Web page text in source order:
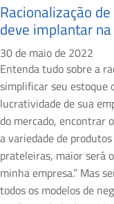
Racionalização
deve implantar
30 de maio de 2022
Entenda tudo sobre a
simplificar seu estoque
lucratividade de sua
do mercado, encontrar
a variedade de
prateleiras, maior será
minha empresa.” Mas
todos os modelos de